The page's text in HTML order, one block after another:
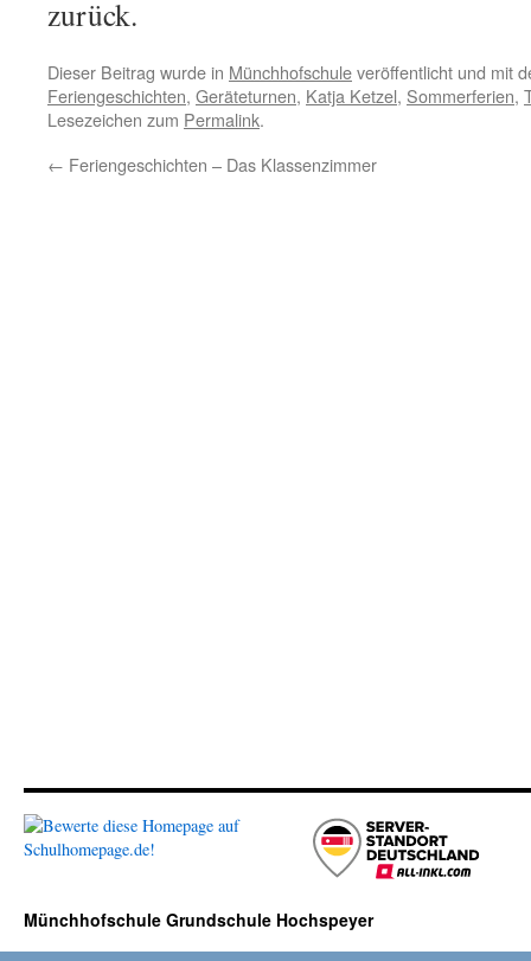
zurück.
Dieser Beitrag wurde in Münchhofschuleveröffentlicht und mit
Feriengeschichten, Geräteturnen, Katja Ketzel, Sommerferien,
Lesezeichen zum Permalink.
← Feriengeschichten – Das Klassenzimmer
Münchhofschule Grundschule Hochspeyer